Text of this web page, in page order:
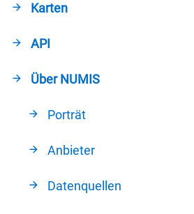
Karten
API
Über NUMIS
Porträt
Anbieter
Datenquellen